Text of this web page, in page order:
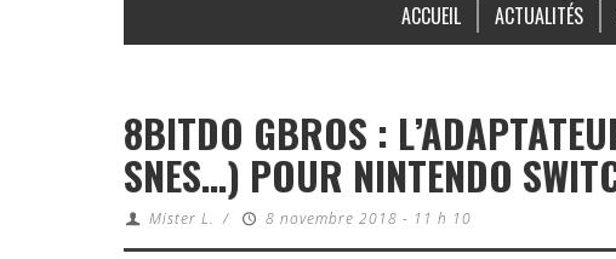
ACCUEIL ACTUALITÉS
8BITDO GBROS :
SNES…) POUR NINTENDO
Mister L. / 8 novembre 2018 - 11 h 10